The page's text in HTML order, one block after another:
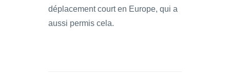
déplacement court en Europe, qui a
aussi permis cela.